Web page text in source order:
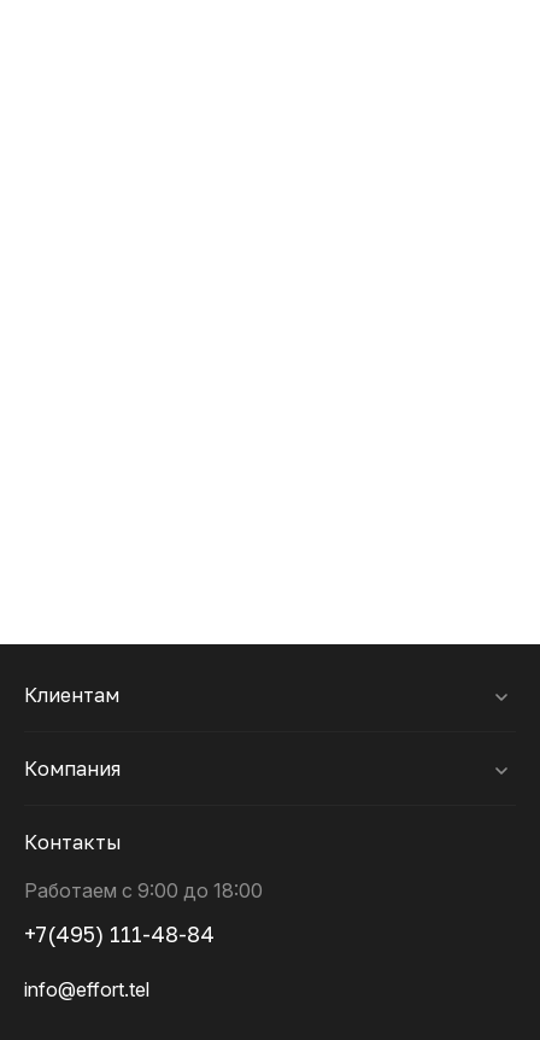
Клиентам
Компания
Контакты
Работаем с 9:00 до 18:00
+7(495) 111-48-84
info@effort.tel